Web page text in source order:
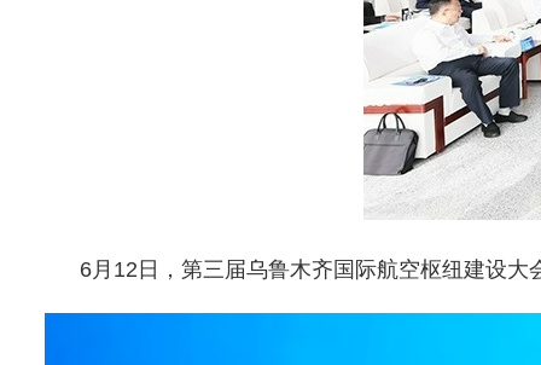
6月12日，第三届乌鲁木齐国际航空枢纽建设